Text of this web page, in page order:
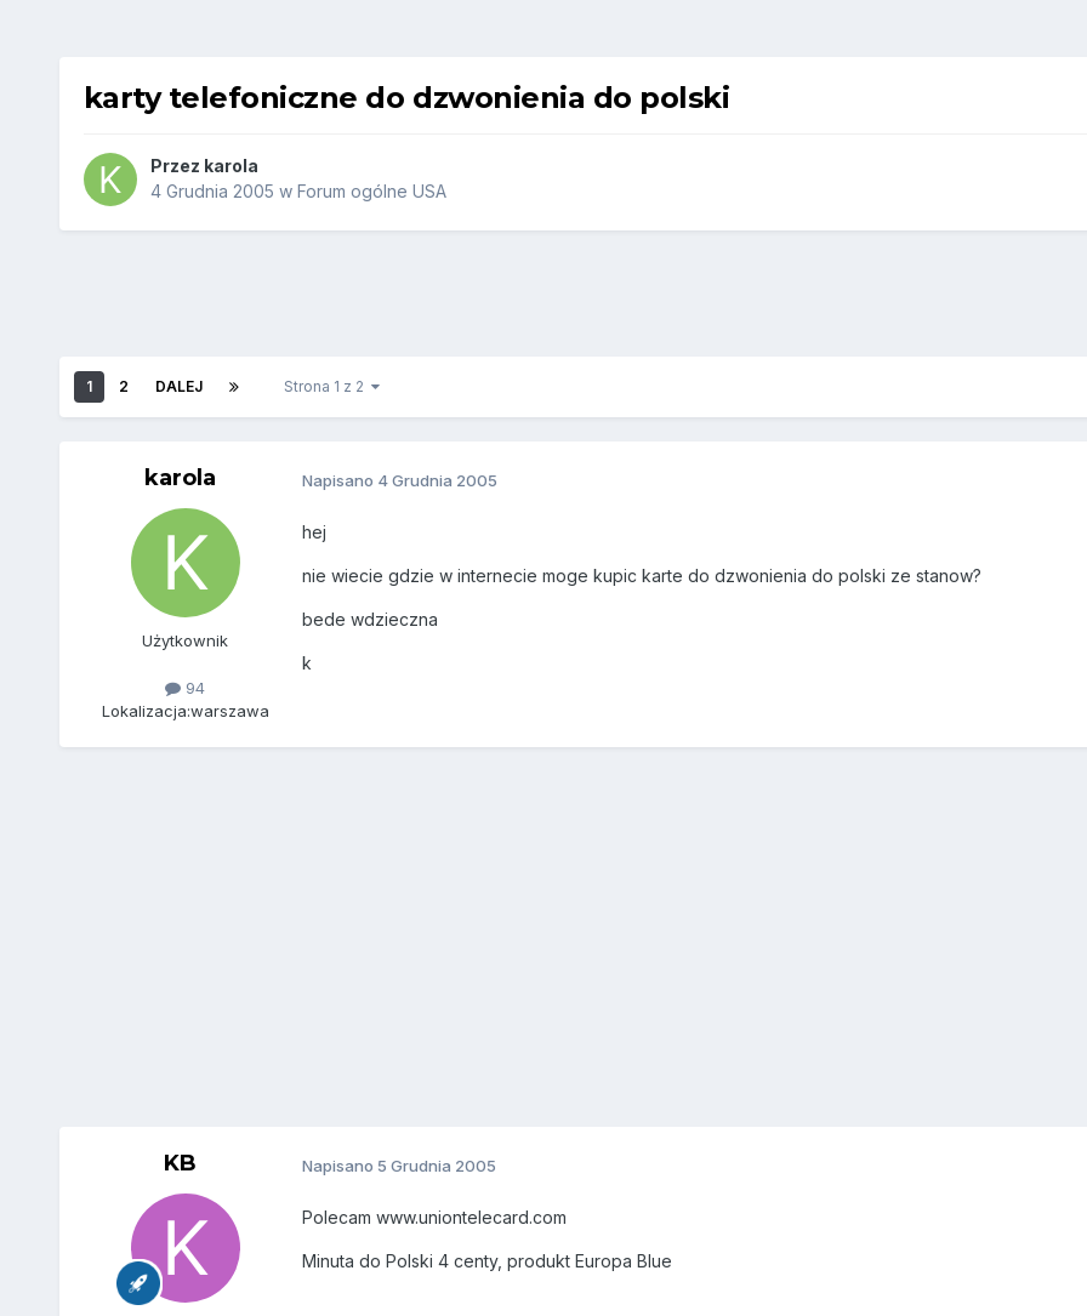
karty telefoniczne do dzwonienia do polski
Przez karola
4 Grudnia 2005 w Forum ogólne USA
1 2 DALEJ Strona 1 z 2
karola
Użytkownik
94
Lokalizacja:warszawa
Napisano 4 Grudnia 2005
hej
nie wiecie gdzie w internecie moge kupic karte do dzwonienia do polski ze stanow?
bede wdzieczna
k
KB Napisano 5 Grudnia 2005
Polecam www.uniontelecard.com
Minuta do Polski 4 centy, produkt Europa Blue